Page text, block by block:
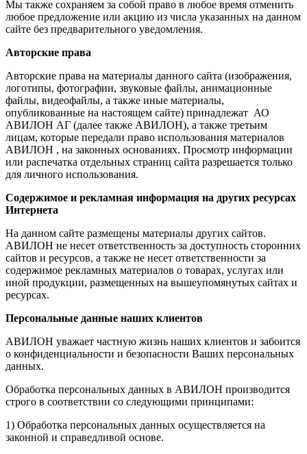
Мы также сохраняем за собой право в любое время отменить
любое предложение или акцию из числа указанных на данном
сайте без предварительного уведомления.
Авторские права
Авторские права на материалы данного сайта (изображения,
логотипы, фотографии, звуковые файлы, анимационные
файлы, видеофайлы, а также иные материалы,
опубликованные на настоящем сайте) принадлежат АО
АВИЛОН АГ (далее также АВИЛОН), а также третьим
лицам, которые передали право использования материалов
АВИЛОН , на законных основаниях. Просмотр информации
или распечатка отдельных страниц сайта разрешается только
для личного использования.
Содержимое и рекламная информация на других ресурсах
Интернета
На данном сайте размещены материалы других сайтов.
АВИЛОН не несет ответственность за доступность сторонних
сайтов и ресурсов, а также не несет ответственности за
содержимое рекламных материалов о товарах, услугах или
иной продукции, размещенных на вышеупомянутых сайтах и
ресурсах.
Персональные данные наших клиентов
АВИЛОН уважает частную жизнь наших клиентов и забоится
о конфиденциальности и безопасности Ваших персональных
данных.
Обработка персональных данных в АВИЛОН производится
строго в соответствии со следующими принципами:
1) Обработка персональных данных осуществляется на
законной и справедливой основе.